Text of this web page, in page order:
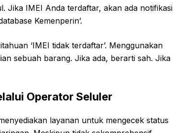
Jika IMEI Anda terdaftar, akan ada notifikasi
Kemenperin’.
‘IMEI tidak terdaftar’. Menggunakan
sebuah barang. Jika ada, berarti sah. Jika
Operator Seluler
layanan untuk mengecek status